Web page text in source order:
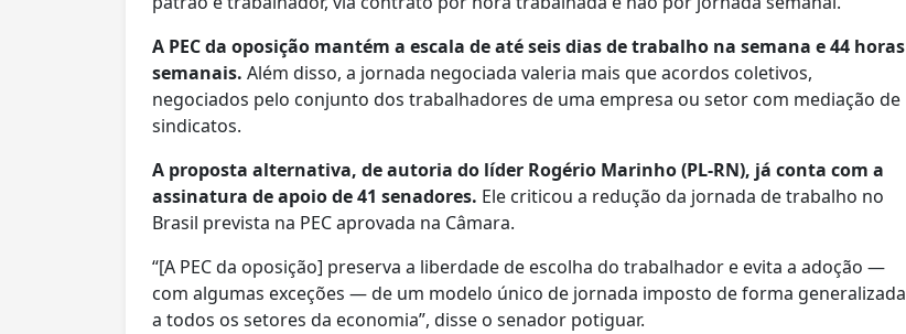
A PEC da oposição mantém a escala de até seis dias de trabalho na semana e 44 horas
semanais. Além disso, a jornada negociada valeria mais que acordos coletivos,
negociados pelo conjunto dos trabalhadores de uma empresa ou setor com mediação de
sindicatos.
A proposta alternativa, de autoria do líder Rogério Marinho (PL-RN), já conta com a
assinatura de apoio de 41 senadores. Ele criticou a redução da jornada de trabalho no
Brasil prevista na PEC aprovada na Câmara.
“[A PEC da oposição] preserva a liberdade de escolha do trabalhador e evita a adoção —
com algumas exceções — de um modelo único de jornada imposto de forma generalizada
a todos os setores da economia”, disse o senador potiguar.